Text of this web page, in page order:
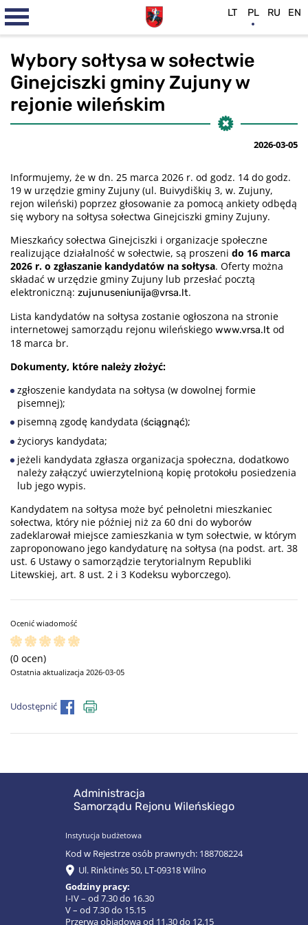
Wybory sołtysa w sołectwie
Ginejciszki gminy Zujuny w
rejonie wileńskim
2026-03-05
Informujemy, że w dn. 25 marca 2026 r. od godz. 14 do godz.
19 w urzędzie gminy Zujuny (ul. Buivydiškių 3, w. Zujuny,
rejon wileński) poprzez głosowanie za pomocą ankiety odbędą
się wybory na sołtysa sołectwa Ginejciszki gminy Zujuny.
Mieszkańcy sołectwa Ginejciszki i organizacje społeczne
realizujące działalność w sołectwie, są proszeni do 16 marca
2026 r. o zgłaszanie kandydatów na sołtysa. Oferty można
składać w urzędzie gminy Zujuny lub przesłać pocztą
elektroniczną: zujunuseniunija@vrsa.lt.
Lista kandydatów na sołtysa zostanie ogłoszona na stronie
internetowej samorządu rejonu wileńskiego www.vrsa.lt od
18 marca br.
Dokumenty, które należy złożyć:
zgłoszenie kandydata na sołtysa (w dowolnej formie
pisemnej);
pisemną zgodę kandydata (ściągnąć);
życiorys kandydata;
jeżeli kandydata zgłasza organizacja społeczna, dodatkowo
należy załączyć uwierzytelnioną kopię protokołu posiedzenia
lub jego wypis.
Kandydatem na sołtysa może być pełnoletni mieszkaniec
sołectwa, który nie później niż za 60 dni do wyborów
zadeklarował miejsce zamieszkania w tym sołectwie, w którym
zaproponowano jego kandydaturę na sołtysa (na podst. art. 38
ust. 6 Ustawy o samorządzie terytorialnym Republiki
Litewskiej, art. 8 ust. 2 i 3 Kodeksu wyborczego).
Ocenić wiadomość
(0 ocen)
Ostatnia aktualizacja 2026-03-05
Udostępnić
Administracja
Samorządu Rejonu Wileńskiego
Instytucja budżetowa
Kod w Rejestrze osób prawnych: 188708224
Ul. Rinktinės 50, LT-09318 Wilno
Godziny pracy:
I-IV – od 7.30 do 16.30
V – od 7.30 do 15.15
Przerwa obiadowa od 11.30 do 12.15
LT PL RU EN